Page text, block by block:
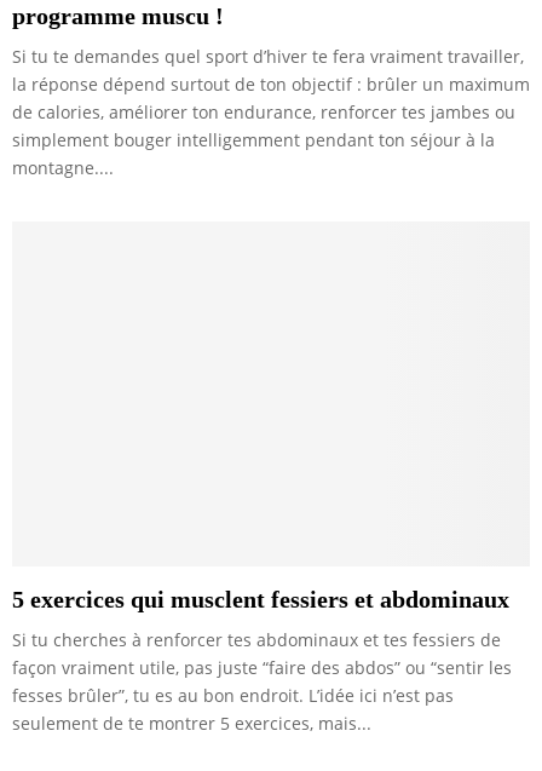
programme muscu !
Si tu te demandes quel sport d’hiver te fera vraiment travailler,
la réponse dépend surtout de ton objectif : brûler un maximum
de calories, améliorer ton endurance, renforcer tes jambes ou
simplement bouger intelligemment pendant ton séjour à la
montagne....
5 exercices qui musclent fessiers et abdominaux
Si tu cherches à renforcer tes abdominaux et tes fessiers de
façon vraiment utile, pas juste “faire des abdos” ou “sentir les
fesses brûler”, tu es au bon endroit. L’idée ici n’est pas
seulement de te montrer 5 exercices, mais...